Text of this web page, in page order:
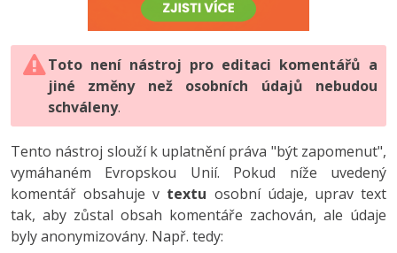
HTML5, CSS3, Bootstrap, SEO
SQL a databáze
Testování a verzování
UML a návrhové vzory
React
Spring
PHP
JavaScript
Python
HTML / CSS
UML a návrhové vzory
MySQL/MariaDB
Vývojář mobilních aplikací
C# Game developer
Tester
Systémový administrátor
-80%
JavaScript -80%
PHP -80%
Swift -80%
Kotlin -80%
Digitální gramotnost
Marketing
WordPress
SEO
UX
Business
Photoshop -80%
Adobe Illustrator -80%
Adobe Lightroom
Adobe XD
Adobe InDesign -25%
Adobe After Effects
Toto není nástroj pro editaci komentářů a
jiné změny než osobních údajů nebudou
schváleny.
Tento nástroj slouží k uplatnění práva "být zapomenut",
vymáhaném Evropskou Unií. Pokud níže uvedený
komentář obsahuje v textu osobní údaje, uprav text
tak, aby zůstal obsah komentáře zachován, ale údaje
byly anonymizovány. Např. tedy: